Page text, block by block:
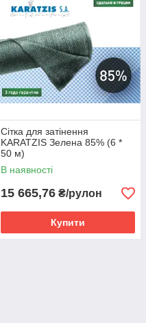
Сітка для затінення
KARATZIS Зелена 85% (6 *
50 м)
В наявності
15 665,76 ₴/рулон
Купити